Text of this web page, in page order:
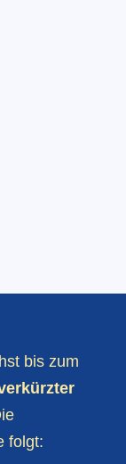
bis zum
folgt: